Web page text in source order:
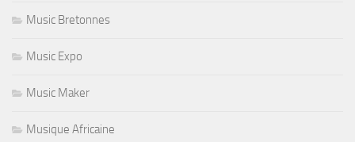
Music Bretonnes
Music Expo
Music Maker
Musique Africaine